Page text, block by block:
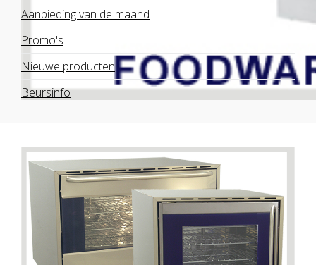
Aanbieding van de maand
Promo's
Nieuwe producten
Beursinfo